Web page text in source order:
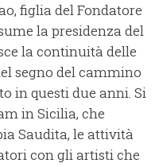
figlia del Fondatore
la presidenza del
la continuità delle
segno del cammino
in questi due anni. Si
in Sicilia, che
Saudita, le attività
con gli artisti che